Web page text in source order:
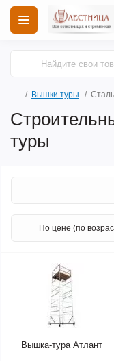
Вышки туры
туры
Вышка-тура Атлант